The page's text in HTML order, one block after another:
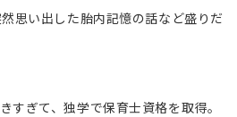
思い出した胎内記憶の話など盛りだ
すぎて、独学で保育士資格を取得。